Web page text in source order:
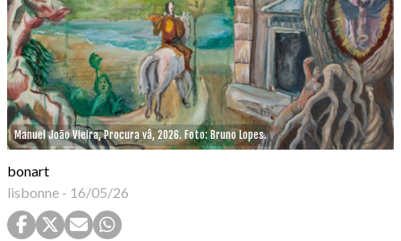
Manuel João Vieira, Procura vâ, 2026. Foto: Bruno Lopes.
bonart
lisbonne - 16/05/26